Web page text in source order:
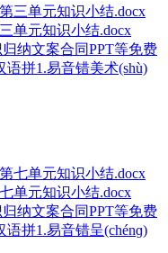
单元知识小结.docx
纳文案合同PPT等免费
语拼1.易音错美术(shù)
单元知识小结.docx
纳文案合同PPT等免费
语拼1.易音错呈(chénɡ)